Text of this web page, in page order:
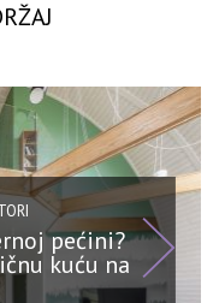
pećini?
kuću na